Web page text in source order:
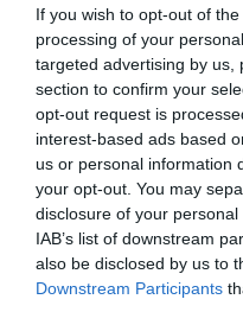
If you wish to opt-out of
processing of your
targeted advertising by us,
section to confirm your
opt-out request is
interest-based ads based
us or personal information
your opt-out. You may
disclosure of your
IAB’s list of downstream
also be disclosed by us to
Downstream Participants
tipología de activos,
valor económico
quieres más
través de
Añadir2Playbook
de forma gratuita
Mantente informado con
Compartir